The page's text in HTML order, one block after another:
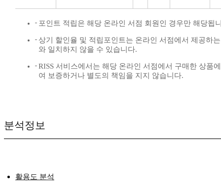
포인트 적립은 해당 온라인 서점 회원인 경우만 해당됩
상기 할인율 및 적립포인트는 온라인 서점에서 제공하
와 일치하지 않을 수 있습니다.
RISS 서비스에서는 해당 온라인 서점에서 구매한 상품
여 보증하거나 별도의 책임을 지지 않습니다.
분석정보
활용도 분석